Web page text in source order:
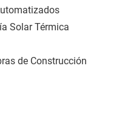
Solar Térmica
de Construcción